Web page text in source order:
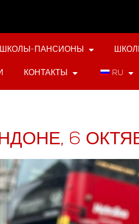
ШКОЛЫ-ПАНСИОНЫ
КОНТАКТЫ RU
6